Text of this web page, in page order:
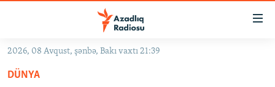
Əsas
qayıt
2026, 08 Avqust, şənbə, Bakı vaxtı 21:39
DÜNYA